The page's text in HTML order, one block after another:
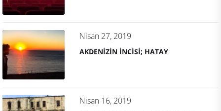
Nisan 27, 2019
AKDENİZİN İNCİSİ; HATAY
Nisan 16, 2019